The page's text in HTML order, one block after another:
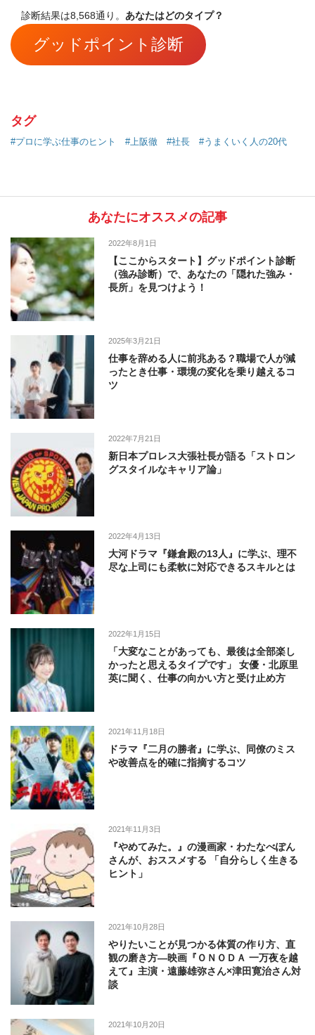
診断結果は8,568通り。 あなたはどのタイプ？
グッドポイント診断
タグ
#プロに学ぶ仕事のヒント #上阪徹 #社長 #うまくいく人の20代
あなたにオススメの記事
2022年8月1日
【ここからスタート】グッドポイント診断
（強み診断）で、あなたの「隠れた強み・
長所」を見つけよう！
2025年3月21日
仕事を辞める人に前兆ある？職場で人が減
ったとき仕事・環境の変化を乗り越えるコ
ツ
2022年7月21日
新日本プロレス大張社長が語る「ストロン
グスタイルなキャリア論」
2022年4月13日
大河ドラマ『鎌倉殿の13人』に学ぶ、理不
尽な上司にも柔軟に対応できるスキルとは
2022年1月15日
「大変なことがあっても、最後は全部楽し
かったと思えるタイプです」 女優・北原里
英に聞く、仕事の向かい方と受け止め方
2021年11月18日
ドラマ『二月の勝者』に学ぶ、同僚のミス
や改善点を的確に指摘するコツ
2021年11月3日
『やめてみた。』の漫画家・わたなべぽん
さんが、おススメする 「自分らしく生きる
ヒント」
2021年10月28日
やりたいことが見つかる体質の作り方、直
観の磨き方―映画『ＯＮＯＤＡ 一万夜を越
えて』主演・遠藤雄弥さん×津田寛治さん対
談
2021年10月20日